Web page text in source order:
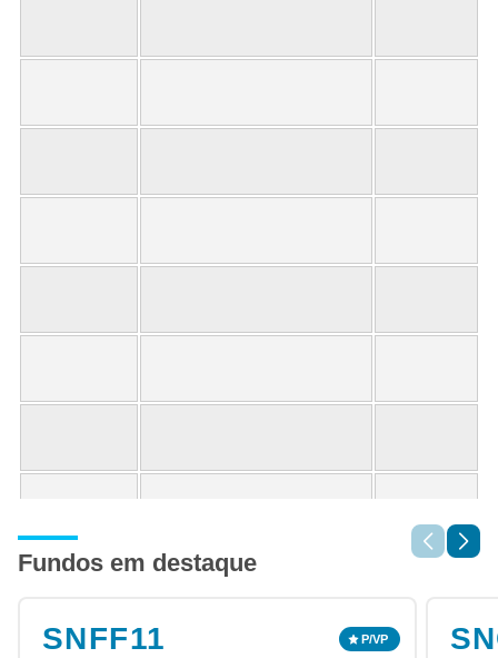
Fundos em destaque
SNFF11